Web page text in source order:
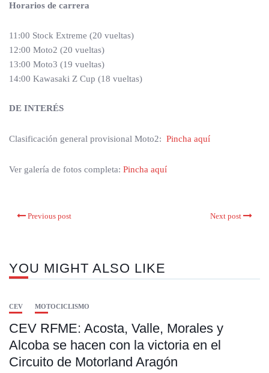
Horarios de carrera
11:00 Stock Extreme (20 vueltas)
12:00 Moto2 (20 vueltas)
13:00 Moto3 (19 vueltas)
14:00 Kawasaki Z Cup (18 vueltas)
DE INTERÉS
Clasificación general provisional Moto2: Pincha aquí
Ver galería de fotos completa: Pincha aquí
Previous post Next post
YOU MIGHT ALSO LIKE
CEV MOTOCICLISMO
CEV RFME: Acosta, Valle, Morales y
Alcoba se hacen con la victoria en el
Circuito de Motorland Aragón